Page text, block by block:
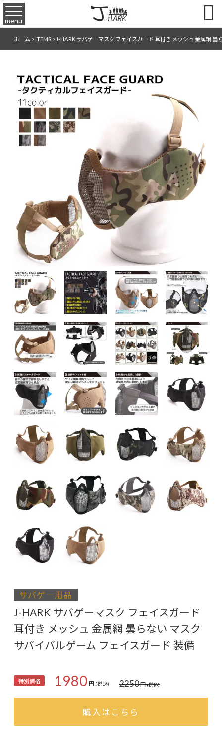
menu 
ホーム>ITEMS>J-HARK サバゲーマスク フェイスガード 耳付き メッシュ 金属網
サバゲ―用品
J-HARK サバゲーマスク フェイスガード
耳付き メッシュ 金属網 曇らない マスク
サバイバルゲーム フェイスガード 装備
特別価格 1980円 (税込) 2250円(税込)
購入はこちら